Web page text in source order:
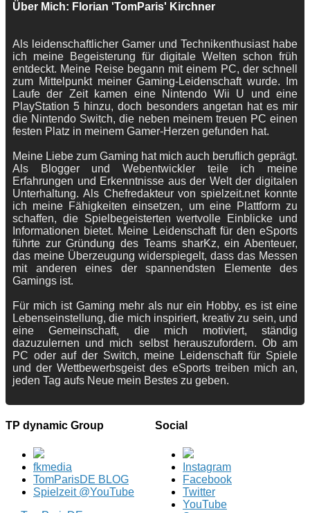
Über Mich: Florian 'TomParis' Kirchner
Als leidenschaftlicher Gamer und Technikenthusiast habe
ich meine Begeisterung für digitale Welten schon früh
entdeckt. Meine Reise begann mit einem PC, der schnell
zum Mittelpunkt meiner Gaming-Leidenschaft wurde. Im
Laufe der Zeit kamen eine Nintendo Wii U und eine
PlayStation 5 hinzu, doch besonders angetan hat es mir
die Nintendo Switch, die neben meinem treuen PC einen
festen Platz in meinem Gamer-Herzen gefunden hat.
Meine Liebe zum Gaming hat mich auch beruflich geprägt.
Als Blogger und Webentwickler teile ich meine
Erfahrungen und Erkenntnisse aus der Welt der digitalen
Unterhaltung. Als Chefredakteur von spielzeit.net konnte
ich meine Fähigkeiten einsetzen, um eine Plattform zu
schaffen, die Spielbegeisterten wertvolle Einblicke und
Informationen bietet. Meine Leidenschaft für den eSports
führte zur Gründung des Teams sharKz, ein Abenteuer,
das meine Überzeugung widerspiegelt, dass das Messen
mit anderen eines der spannendsten Elemente des
Gamings ist.
Für mich ist Gaming mehr als nur ein Hobby, es ist eine
Lebenseinstellung, die mich inspiriert, kreativ zu sein, und
eine Gemeinschaft, die mich motiviert, ständig
dazuzulernen und mich selbst herauszufordern. Ob am
PC oder auf der Switch, meine Leidenschaft für Spiele
und der Wettbewerbsgeist des eSports treiben mich an,
jeden Tag aufs Neue mein Bestes zu geben.
TP dynamic Group
fkmedia
TomParisDE BLOG
Spielzeit @YouTube
Social
Instagram
Facebook
Twitter
YouTube